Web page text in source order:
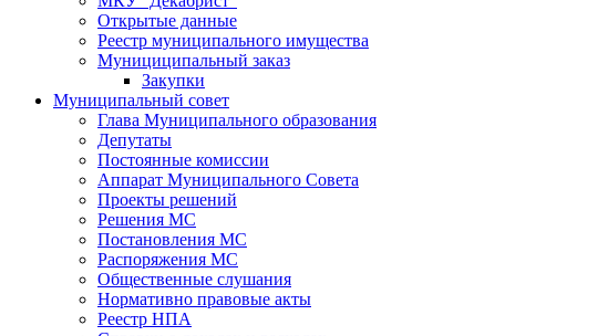
Открытые данные
Реестр муниципального имущества
Мунициципальный заказ
Закупки
Муниципальный совет
Глава Муниципального образования
Депутаты
Постоянные комиссии
Аппарат Муниципального Совета
Проекты решений
Решения МС
Постановления МС
Распоряжения МС
Общественные слушания
Нормативно правовые акты
Реестр НПА